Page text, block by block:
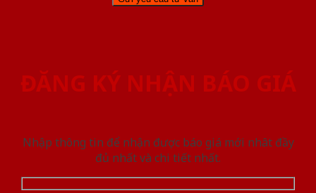
ĐĂNG KÝ NHẬN BÁO GIÁ
Nhập thông tin để nhận được báo giá mới nhât đầy
đủ nhất và chi tiết nhất.